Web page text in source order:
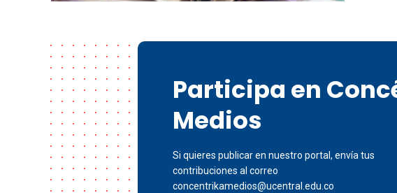
Participa en
Medios
Si quieres publicar en nuestro portal, envía tus
contribuciones al correo
concentrikamedios@ucentral.edu.co